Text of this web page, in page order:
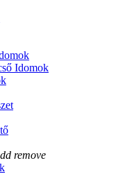
Idomok
remove